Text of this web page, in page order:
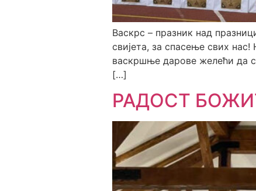
Васкрс – празник над
свијета, за спасење свих
васкршње дарове желећи да
[…]
РАДОСТ